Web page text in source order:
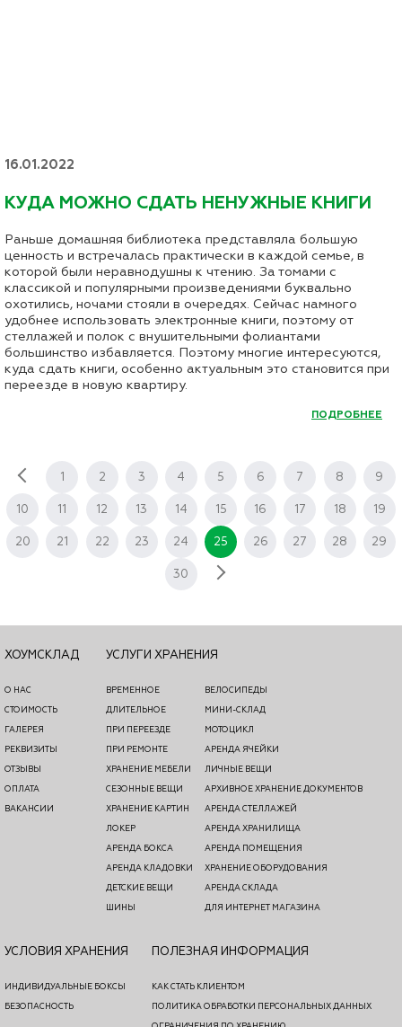
16.01.2022
КУДА МОЖНО СДАТЬ НЕНУЖНЫЕ КНИГИ
Раньше домашняя библиотека представляла большую
ценность и встречалась практически в каждой семье, в
которой были неравнодушны к чтению. За томами с
классикой и популярными произведениями буквально
охотились, ночами стояли в очередях. Сейчас намного
удобнее использовать электронные книги, поэтому от
стеллажей и полок с внушительными фолиантами
большинство избавляется. Поэтому многие интересуются,
куда сдать книги, особенно актуальным это становится при
переезде в новую квартиру.
ПОДРОБНЕЕ
1 2 3 4 5 6 7 8 9
10 11 12 13 14 15 16 17 18 19
20 21 22 23 24 25 26 27 28 29
30
ХОУМСКЛАД
О НАС
СТОИМОСТЬ
ГАЛЕРЕЯ
РЕКВИЗИТЫ
ОТЗЫВЫ
ОПЛАТА
ВАКАНСИИ
УСЛУГИ ХРАНЕНИЯ
ВРЕМЕННОЕ
ДЛИТЕЛЬНОЕ
ПРИ ПЕРЕЕЗДЕ
ПРИ РЕМОНТЕ
ХРАНЕНИЕ МЕБЕЛИ
СЕЗОННЫЕ ВЕЩИ
ХРАНЕНИЕ КАРТИН
ЛОКЕР
АРЕНДА БОКСА
АРЕНДА КЛАДОВКИ
ДЕТСКИЕ ВЕЩИ
ШИНЫ
ВЕЛОСИПЕДЫ
МИНИ-СКЛАД
МОТОЦИКЛ
АРЕНДА ЯЧЕЙКИ
ЛИЧНЫЕ ВЕЩИ
АРХИВНОЕ ХРАНЕНИЕ ДОКУМЕНТОВ
АРЕНДА СТЕЛЛАЖЕЙ
АРЕНДА ХРАНИЛИЩА
АРЕНДА ПОМЕЩЕНИЯ
ХРАНЕНИЕ ОБОРУДОВАНИЯ
АРЕНДА СКЛАДА
ДЛЯ ИНТЕРНЕТ МАГАЗИНА
УСЛОВИЯ ХРАНЕНИЯ
ИНДИВИДУАЛЬНЫЕ БОКСЫ
БЕЗОПАСНОСТЬ
ПОЛЕЗНАЯ ИНФОРМАЦИЯ
КАК СТАТЬ КЛИЕНТОМ
ПОЛИТИКА ОБРАБОТКИ ПЕРСОНАЛЬНЫХ ДАННЫХ